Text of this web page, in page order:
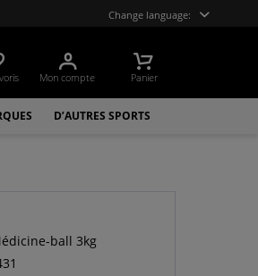
Change language:
Mon compte Panier
D’AUTRES SPORTS
ball 3kg